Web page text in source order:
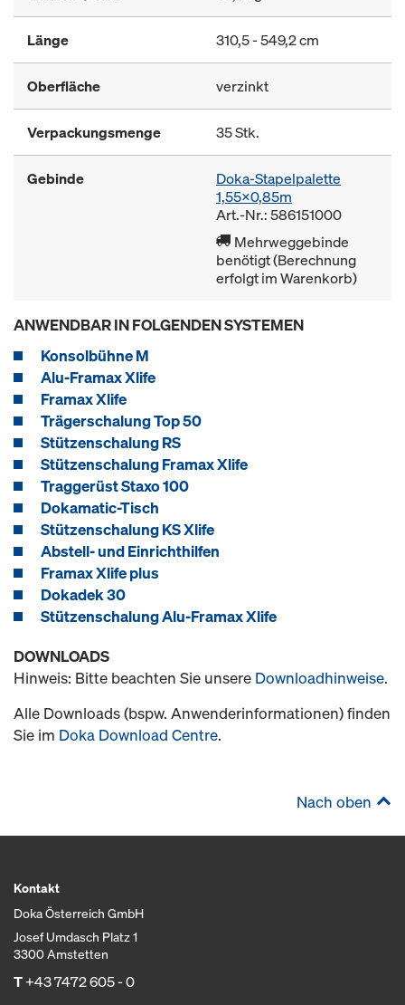
Länge 310,5 - 549,2 cm
Oberfläche verzinkt
Verpackungsmenge 35 Stk.
Gebinde
Doka-Stapelpalette
1,55x0,85m
Art.-Nr.: 586151000
Mehrweggebinde
benötigt (Berechnung
erfolgt im Warenkorb)
ANWENDBAR IN FOLGENDEN SYSTEMEN
Konsolbühne M
Alu-Framax Xlife
Framax Xlife
Trägerschalung Top 50
Stützenschalung RS
Stützenschalung Framax Xlife
Traggerüst Staxo 100
Dokamatic-Tisch
Stützenschalung KS Xlife
Abstell- und Einrichthilfen
Framax Xlife plus
Dokadek 30
Stützenschalung Alu-Framax Xlife
DOWNLOADS
Hinweis: Bitte beachten Sie unsere Downloadhinweise.
Alle Downloads (bspw. Anwenderinformationen) finden
Sie im Doka Download Centre.
Nach oben
Kontakt
Doka Österreich GmbH
Josef Umdasch Platz 1
3300 Amstetten
T+43 7472 605 - 0